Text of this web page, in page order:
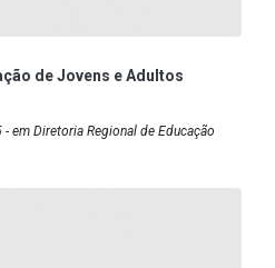
de Jovens e Adultos
Diretoria Regional de Educação